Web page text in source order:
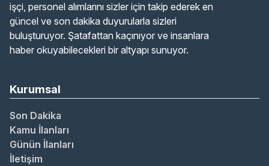
işçi, personel alımlarını sizler için takip ederek en
güncel ve son dakika duyurularla sizleri
buluşturuyor. Şatafattan kaçınıyor ve insanlara
haber okuyabilecekleri bir altyapı sunuyor.
Kurumsal
Son Dakika
Kamu İlanları
Günün İlanları
İletişim